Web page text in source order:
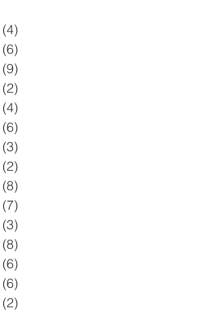
(4)
(6)
(9)
(2)
(4)
(6)
(3)
(2)
(8)
(7)
(3)
(8)
(6)
(6)
(2)